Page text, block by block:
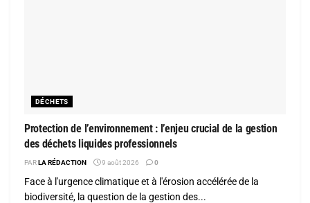
DÉCHETS
Protection de l’environnement : l’enjeu crucial de la gestion
des déchets liquides professionnels
PARLA RÉDACTION 9 août 2026 0
Face à l'urgence climatique et à l'érosion accélérée de la
biodiversité, la question de la gestion des...